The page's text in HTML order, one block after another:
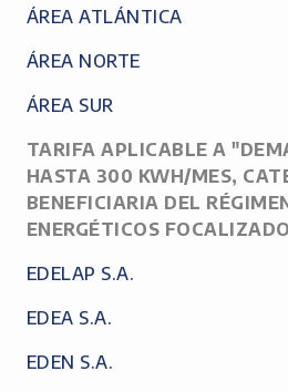
ÁREA ATLÁNTICA
ÁREA NORTE
ÁREA SUR
TARIFA APLICABLE A
HASTA 300 KWH/MES,
BENEFICIARIA DEL
ENERGÉTICOS
EDELAP S.A.
EDEA S.A.
EDEN S.A.